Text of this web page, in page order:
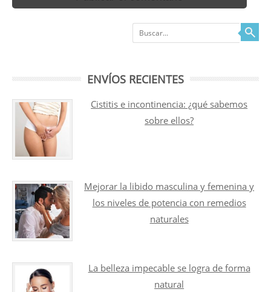
Buscar
ENVÍOS RECIENTES
Cistitis e incontinencia: ¿qué sabemos
sobre ellos?
Mejorar la libido masculina y femenina y
los niveles de potencia con remedios
naturales
La belleza impecable se logra de forma
natural